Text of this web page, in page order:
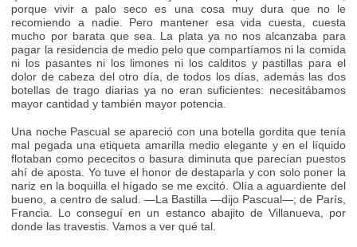
porque vivir a palo seco es una cosa muy dura que no le
recomiendo a nadie. Pero mantener esa vida cuesta, cuesta
mucho por barata que sea. La plata ya no nos alcanzaba para
pagar la residencia de medio pelo que compartíamos ni la comida
ni los pasantes ni los limones ni los calditos y pastillas para el
dolor de cabeza del otro día, de todos los días, además las dos
botellas de trago diarias ya no eran suficientes: necesitábamos
mayor cantidad y también mayor potencia.
Una noche Pascual se apareció con una botella gordita que tenía
mal pegada una etiqueta amarilla medio elegante y en el líquido
flotaban como pececitos o basura diminuta que parecían puestos
ahí de aposta. Yo tuve el honor de destaparla y con solo poner la
nariz en la boquilla el hígado se me excitó. Olía a aguardiente del
bueno, a centro de salud. —La Bastilla —dijo Pascual—; de París,
Francia. Lo conseguí en un estanco abajito de Villanueva, por
donde las travestis. Vamos a ver qué tal.